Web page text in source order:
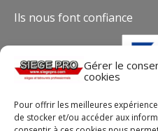
Gérer le
cookies
Pour offrir les meilleures
de stocker et/ou accéder aux
Ils nous font confiance